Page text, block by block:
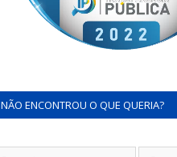
NÃO ENCONTROU O QUE QUERIA?